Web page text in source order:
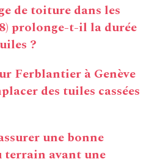
de toiture dans les
prolonge-t-il la durée
?
Ferblantier à Genève
des tuiles cassées
une bonne
terrain avant une